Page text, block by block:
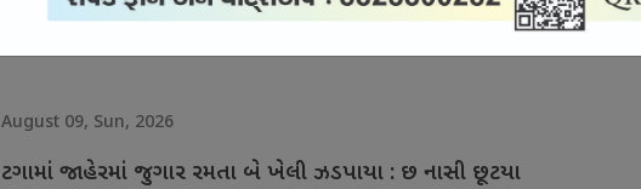
August 09, Sun, 2026
ટગામાં જાહેરમાં જુગાર રમતા બે ખેલી ઝડપાયા : છ નાસી છૂટયા